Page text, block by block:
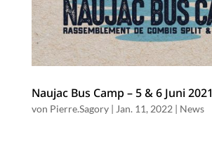
Naujac Bus Camp – 5 & 6 Juni 2021
von Pierre.Sagory| Jan. 11, 2022 | News